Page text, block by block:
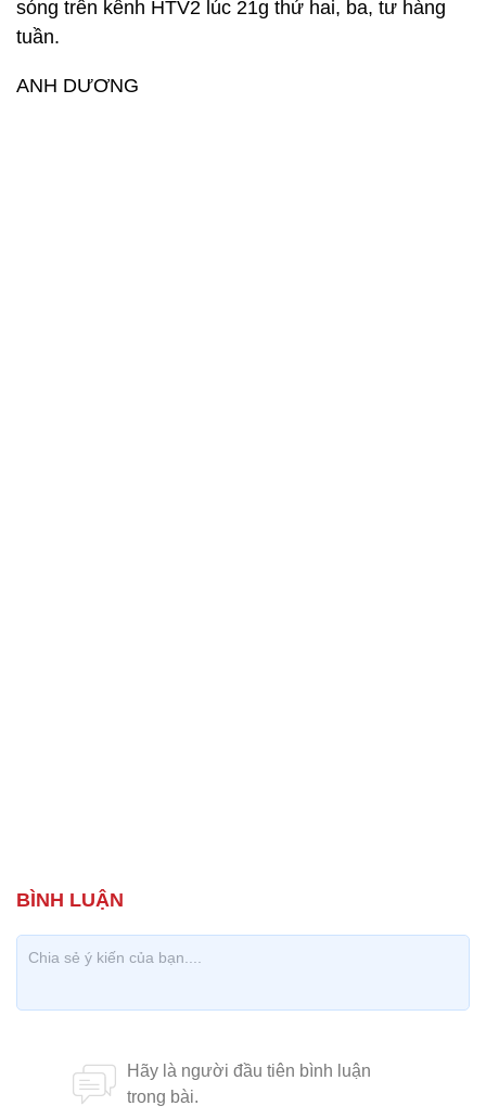
sóng trên kênh HTV2 lúc 21g thứ hai, ba, tư hàng
tuần.
ANH DƯƠNG